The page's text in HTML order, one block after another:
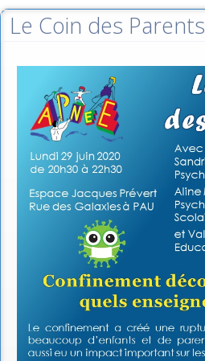
Le Coin des Parents